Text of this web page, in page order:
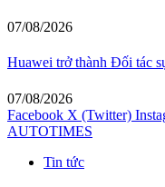
07/08/2026
Huawei trở thành Đối tác
07/08/2026
Facebook X (Twitter)
AUTOTIMES
Tin tức